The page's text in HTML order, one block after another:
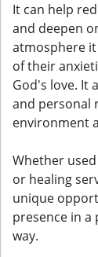
It can help
and deepen
atmosphere
of their
God's love. It
and personal
environment
Whether
or healing
unique
presence in
way.